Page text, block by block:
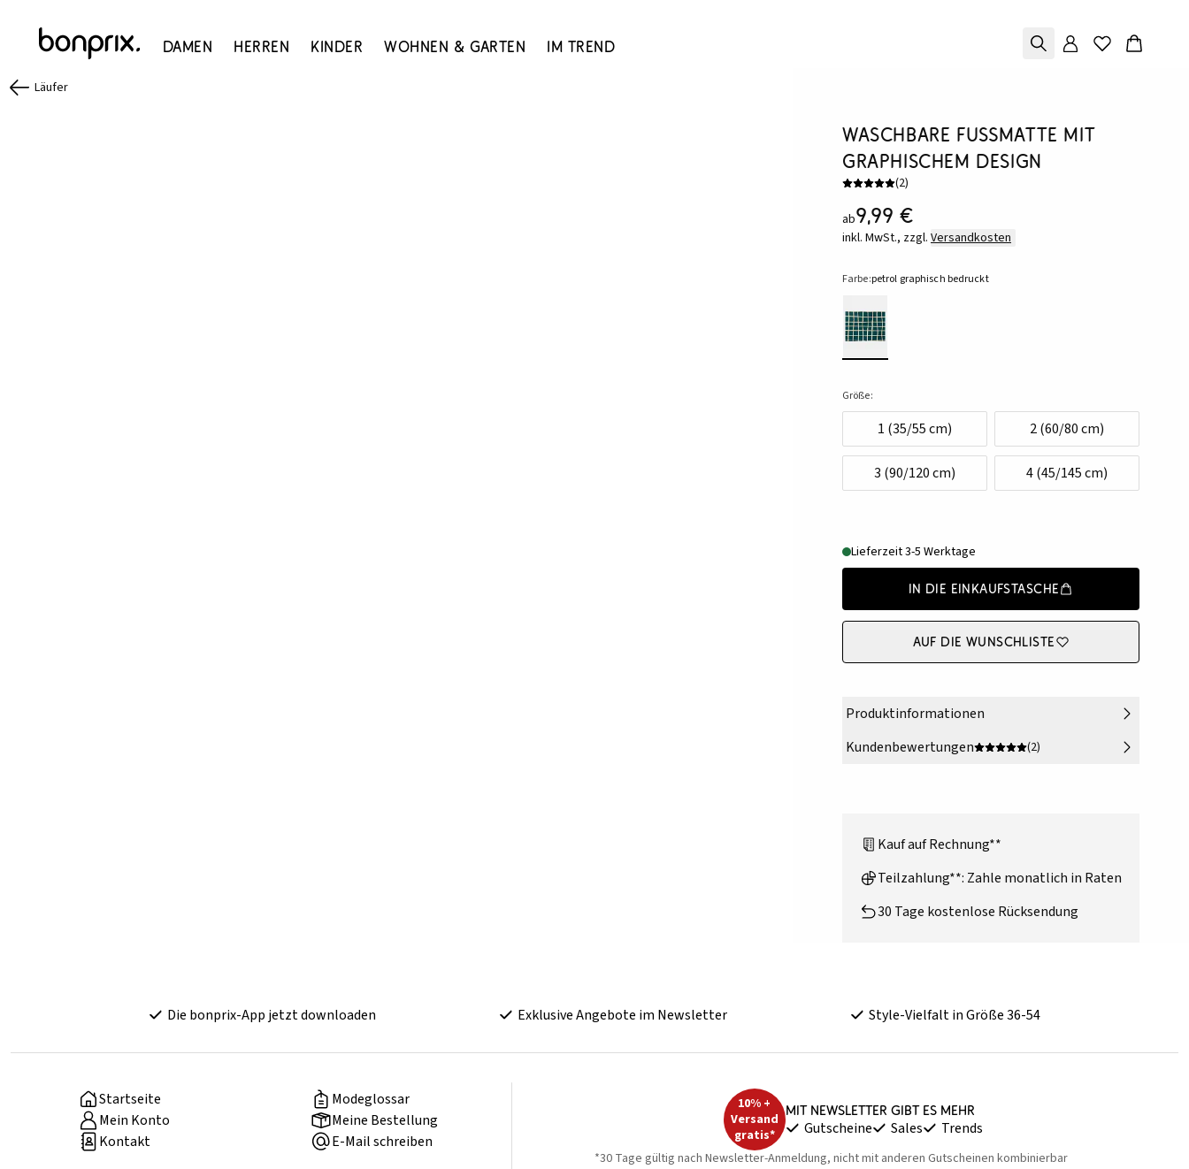
Damen Herren Kinder Wohnen & Garten Im Trend
Läufer
Waschbare Fußmatte mit
graphischem Design
(2)
ab9,99 €
inkl. MwSt., zzgl. Versandkosten
Farbe:petrol graphisch bedruckt
Größe:
1 (35/55 cm) 2 (60/80 cm)
3 (90/120 cm) 4 (45/145 cm)
Lieferzeit 3-5 Werktage
In die Einkaufstasche
Auf die Wunschliste
Produktinformationen
Kundenbewertungen
(2)
Kauf auf Rechnung**
Teilzahlung**: Zahle monatlich in Raten
30 Tage kostenlose Rücksendung
Die bonprix-App jetzt downloaden Exklusive Angebote im Newsletter Style-Vielfalt in Größe 36-54
Startseite
Modeglossar
Mein Konto
Meine Bestellung
Kontakt
E-Mail schreiben
10% +
Versand
gratis*
Mit Newsletter gibt es mehr
Gutscheine Sales Trends
*30 Tage gültig nach Newsletter-Anmeldung, nicht mit anderen Gutscheinen kombinierbar